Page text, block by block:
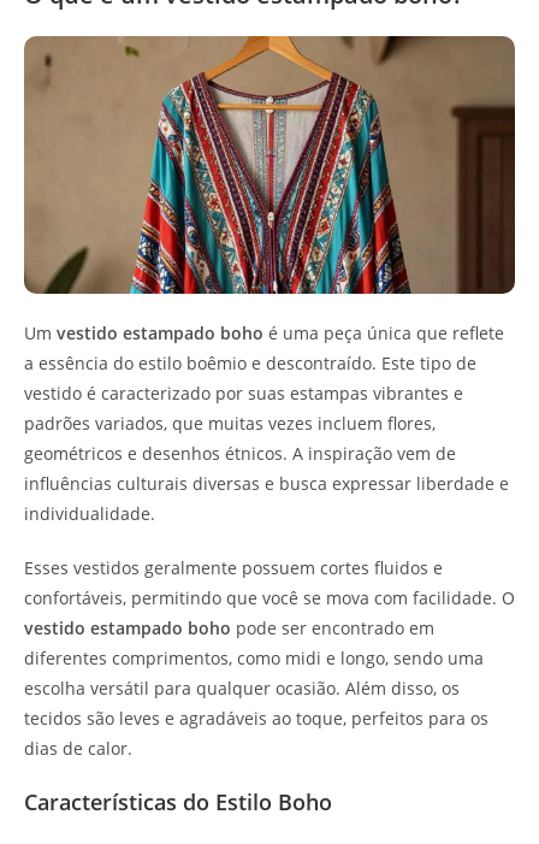
Um vestido estampado boho é uma peça única que reflete
a essência do estilo boêmio e descontraído. Este tipo de
vestido é caracterizado por suas estampas vibrantes e
padrões variados, que muitas vezes incluem flores,
geométricos e desenhos étnicos. A inspiração vem de
influências culturais diversas e busca expressar liberdade e
individualidade.
Esses vestidos geralmente possuem cortes fluidos e
confortáveis, permitindo que você se mova com facilidade. O
vestido estampado boho pode ser encontrado em
diferentes comprimentos, como midi e longo, sendo uma
escolha versátil para qualquer ocasião. Além disso, os
tecidos são leves e agradáveis ao toque, perfeitos para os
dias de calor.
Características do Estilo Boho